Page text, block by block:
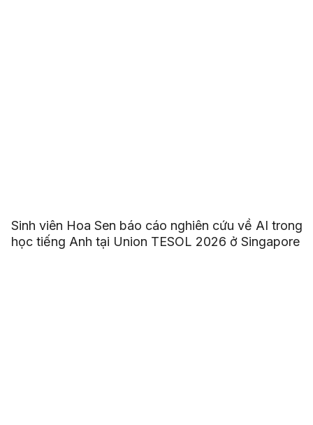
Sinh viên Hoa Sen báo cáo nghiên cứu về AI trong
học tiếng Anh tại Union TESOL 2026 ở Singapore